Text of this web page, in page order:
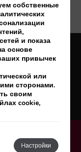
prywatności
собственные
и показа
основе
привычек
или
сторонами.
своим
cookie,
Hастройки